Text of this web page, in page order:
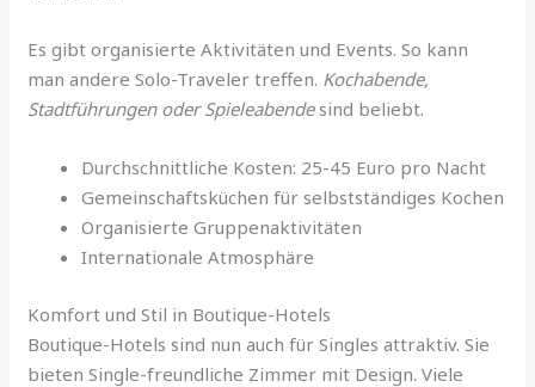
Es gibt organisierte Aktivitäten und Events. So kann
man andere Solo-Traveler treffen. Kochabende,
Stadtführungen oder Spieleabendesind beliebt.
Durchschnittliche Kosten: 25-45 Euro pro Nacht
Gemeinschaftsküchen für selbstständiges Kochen
Organisierte Gruppenaktivitäten
Internationale Atmosphäre
Komfort und Stil in Boutique-Hotels
Boutique-Hotels sind nun auch für Singles attraktiv. Sie
bieten Single-freundliche Zimmer mit Design. Viele